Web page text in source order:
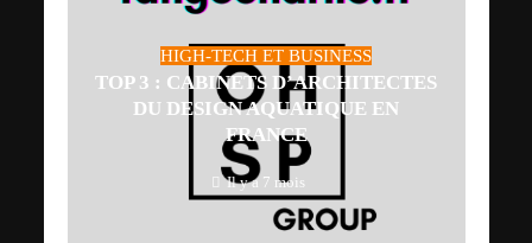
HIGH-TECH ET BUSINESS
TOP 3 : CABINETS D’ARCHITECTES
DU DESIGN AQUATIQUE EN
FRANCE
Il y a 7 mois